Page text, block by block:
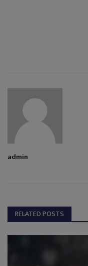
admin
RELATED POSTS